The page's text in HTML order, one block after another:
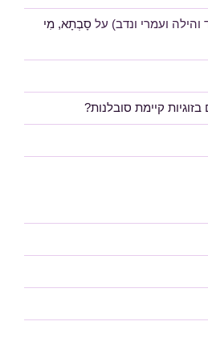
ועמרי ונדב) על סָבְתָא, מִי
קיימת סובלנות?